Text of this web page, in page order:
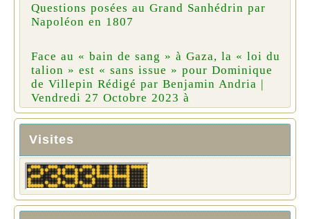
Questions posées au Grand Sanhédrin par
Napoléon en 1807
Face au « bain de sang » à Gaza, la « loi du
talion » est « sans issue » pour Dominique
de Villepin Rédigé par Benjamin Andria |
Vendredi 27 Octobre 2023 à
Visites